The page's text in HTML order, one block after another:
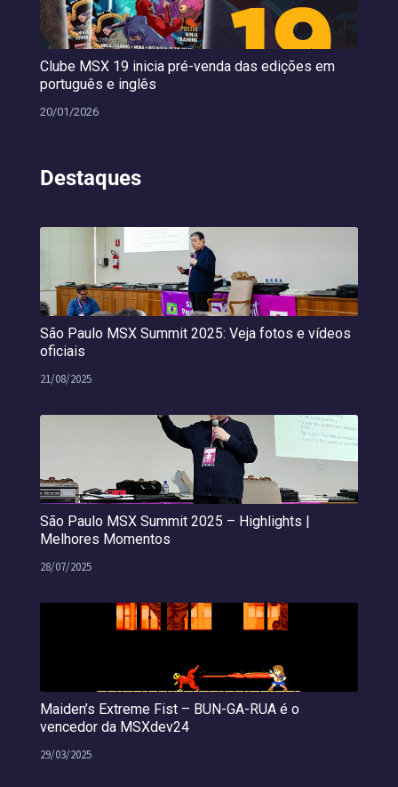
Clube MSX 19 inicia pré-venda das edições em
português e inglês
20/01/2026
Destaques
São Paulo MSX Summit 2025: Veja fotos e vídeos
oficiais
21/08/2025
São Paulo MSX Summit 2025 – Highlights |
Melhores Momentos
28/07/2025
Maiden’s Extreme Fist – BUN-GA-RUA é o
vencedor da MSXdev24
29/03/2025